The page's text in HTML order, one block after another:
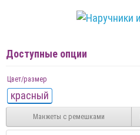
Доступные опции
Цвет/размер
красный
Манжеты с ремешками